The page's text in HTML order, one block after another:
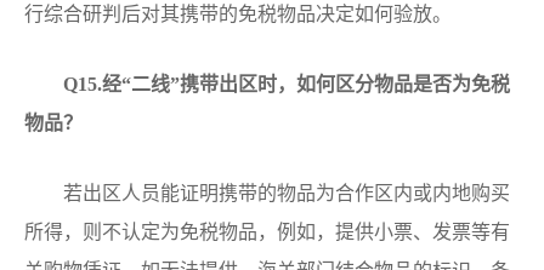
行综合研判后对其携带的免税物品决定如何验放。
Q15.经“二线”携带出区时，如何区分物品是否为免税
物品？
若出区人员能证明携带的物品为合作区内或内地购买
所得，则不认定为免税物品，例如，提供小票、发票等有